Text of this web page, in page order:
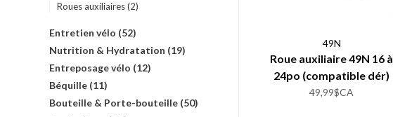
Roues auxiliaires(2)
Entretien vélo (52)
Nutrition & Hydratation (19)
Entreposage vélo (12)
Béquille (11)
Bouteille & Porte-bouteille (50)
49N
Roue auxiliaire 49N 16 à
24po (compatible dér)
49,99$CA